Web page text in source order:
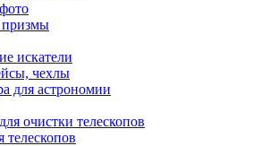
призмы
искатели
чехлы
для астрономии
очистки телескопов
телескопов